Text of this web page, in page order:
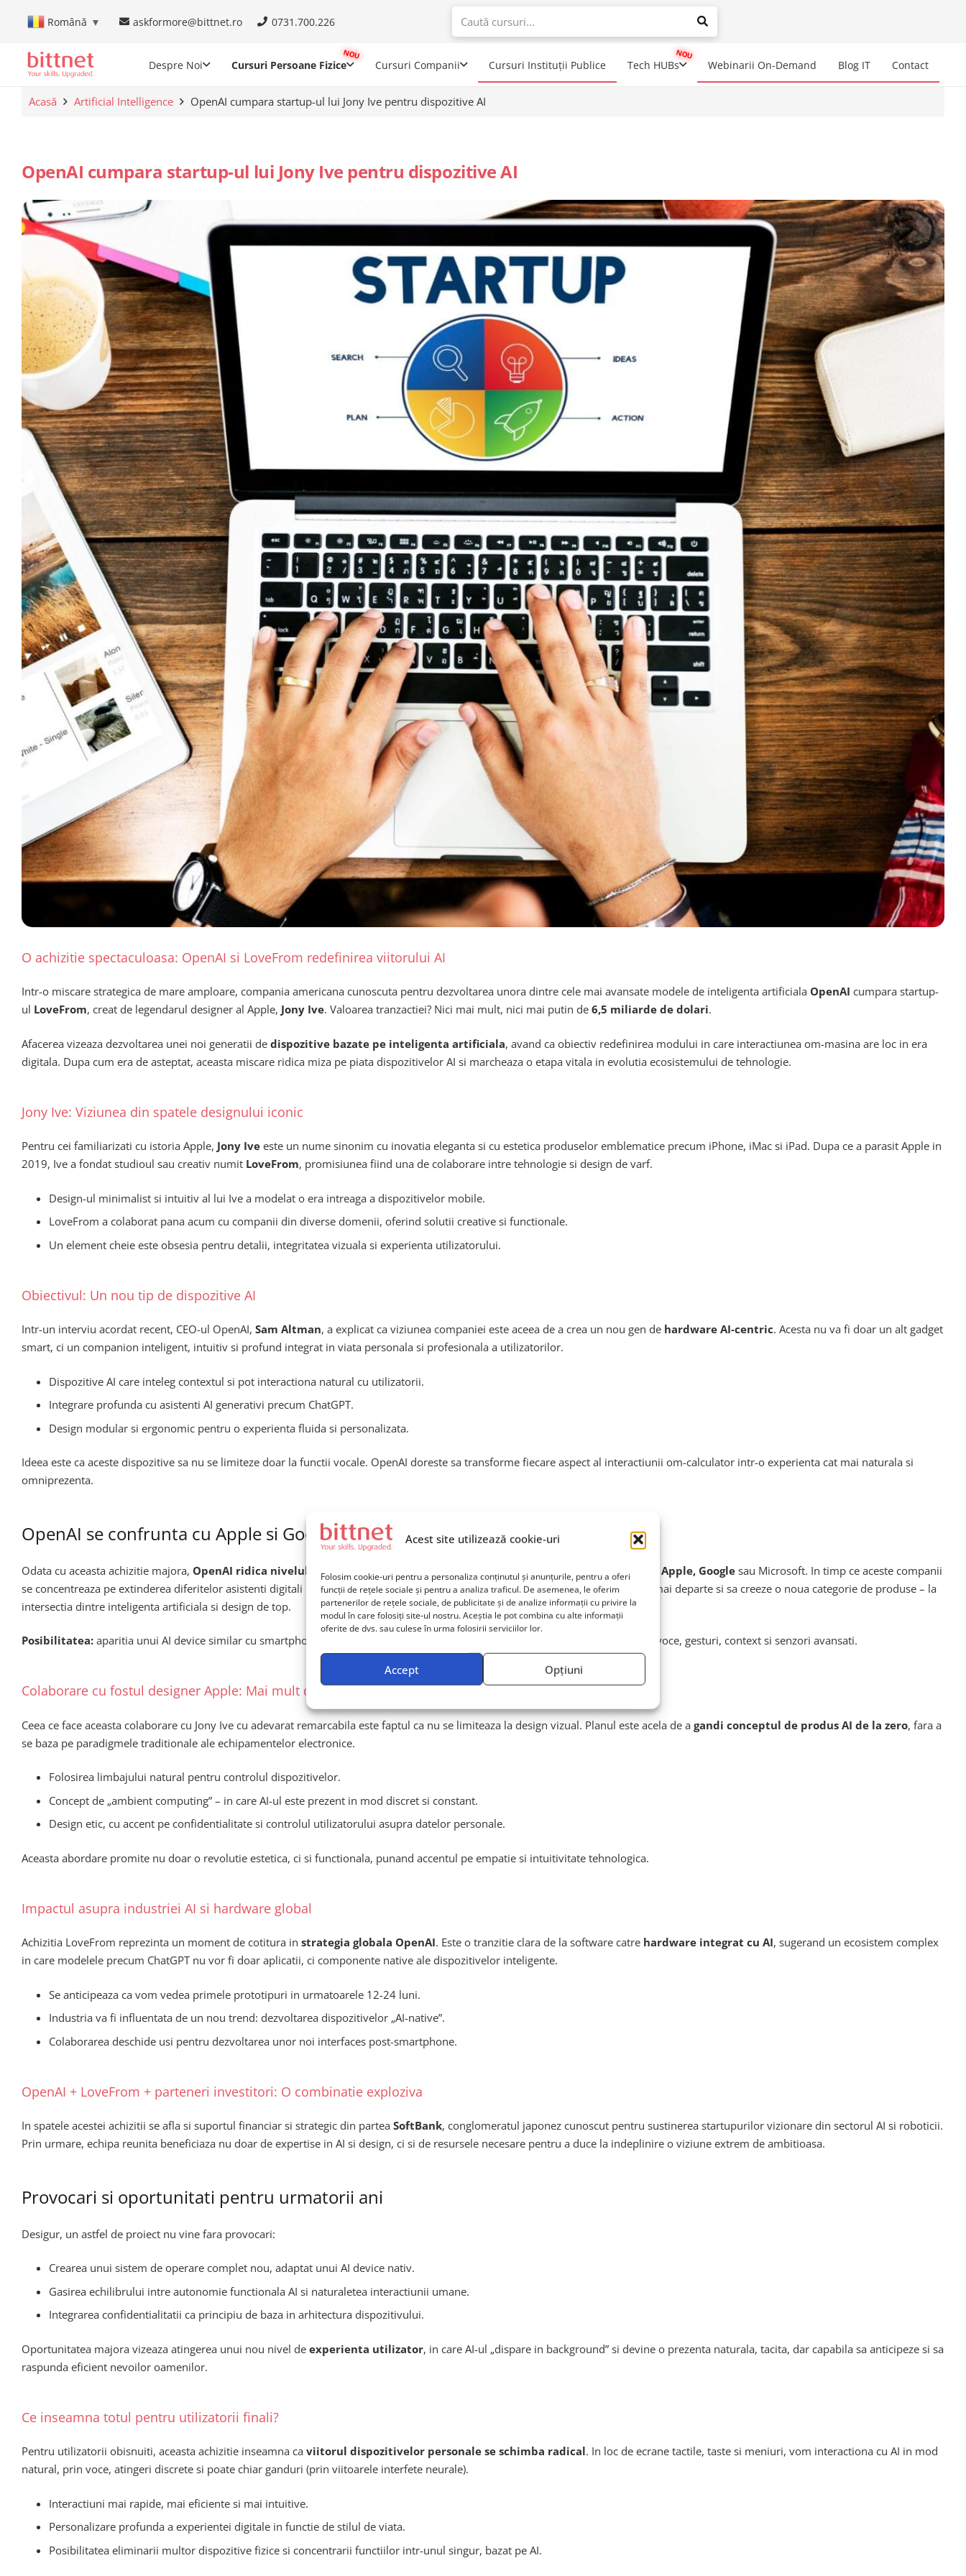
Acest site utilizează cookie-uri
Folosim cookie-uri pentru a personaliza conținutul și anunțurile, pentru a oferi
funcții de rețele sociale și pentru a analiza traficul. De asemenea, le oferim
partenerilor de rețele sociale, de publicitate și de analize informații cu privire la
modul în care folosiți site-ul nostru. Aceștia le pot combina cu alte informații
oferite de dvs. sau culese în urma folosirii serviciilor lor.
Accept Opțiuni
Română ▼ askformore@bittnet.ro 0731.700.226
When autocomplete results are available use up and down arrows to
Despre Noi Cursuri Persoane Fizice Cursuri Companii Cursuri Instituții Publice Tech HUBs Webinarii On-Demand Blog IT Contact
Acasă Artificial Intelligence OpenAI cumpara startup-ul lui Jony Ive pentru dispozitive AI
OpenAI cumpara startup-ul lui Jony Ive pentru dispozitive AI
O achizitie spectaculoasa: OpenAI si LoveFrom redefinirea viitorului AI
Intr-o miscare strategica de mare amploare, compania americana cunoscuta pentru dezvoltarea unora dintre cele mai avansate modele de inteligenta artificiala OpenAI cumpara startup-
ul LoveFrom, creat de legendarul designer al Apple, Jony Ive. Valoarea tranzactiei? Nici mai mult, nici mai putin de 6,5 miliarde de dolari.
Afacerea vizeaza dezvoltarea unei noi generatii de dispozitive bazate pe inteligenta artificiala, avand ca obiectiv redefinirea modului in care interactiunea om-masina are loc in era
digitala. Dupa cum era de asteptat, aceasta miscare ridica miza pe piata dispozitivelor AI si marcheaza o etapa vitala in evolutia ecosistemului de tehnologie.
Jony Ive: Viziunea din spatele designului iconic
Pentru cei familiarizati cu istoria Apple, Jony Ive este un nume sinonim cu inovatia eleganta si cu estetica produselor emblematice precum iPhone, iMac si iPad. Dupa ce a parasit Apple in
2019, Ive a fondat studioul sau creativ numit LoveFrom, promisiunea fiind una de colaborare intre tehnologie si design de varf.
Design-ul minimalist si intuitiv al lui Ive a modelat o era intreaga a dispozitivelor mobile.
LoveFrom a colaborat pana acum cu companii din diverse domenii, oferind solutii creative si functionale.
Un element cheie este obsesia pentru detalii, integritatea vizuala si experienta utilizatorului.
Obiectivul: Un nou tip de dispozitive AI
Intr-un interviu acordat recent, CEO-ul OpenAI, Sam Altman, a explicat ca viziunea companiei este aceea de a crea un nou gen de hardware AI-centric. Acesta nu va fi doar un alt gadget
smart, ci un companion inteligent, intuitiv si profund integrat in viata personala si profesionala a utilizatorilor.
Dispozitive AI care inteleg contextul si pot interactiona natural cu utilizatorii.
Integrare profunda cu asistenti AI generativi precum ChatGPT.
Design modular si ergonomic pentru o experienta fluida si personalizata.
Ideea este ca aceste dispozitive sa nu se limiteze doar la functii vocale. OpenAI doreste sa transforme fiecare aspect al interactiunii om-calculator intr-o experienta cat mai naturala si
omniprezenta.
OpenAI se confrunta cu Apple si Google
Odata cu aceasta achizitie majora, OpenAI ridica nivelul de competitie in fata gigantilor deja consolidati din industrie precum Apple, Google sau Microsoft. In timp ce aceste companii
se concentreaza pe extinderea diferitelor asistenti digitali pe dispozitivele mobile traditionale, OpenAI vrea sa mearga cu un pas mai departe si sa creeze o noua categorie de produse – la
intersectia dintre inteligenta artificiala si design de top.
Posibilitatea: aparitia unui AI device similar cu smartphone-urile, dar cu trasee de interactiune complet reinventate – bazate pe voce, gesturi, context si senzori avansati.
Colaborare cu fostul designer Apple: Mai mult decat un simplu proiect de design
Ceea ce face aceasta colaborare cu Jony Ive cu adevarat remarcabila este faptul ca nu se limiteaza la design vizual. Planul este acela de a gandi conceptul de produs AI de la zero, fara a
se baza pe paradigmele traditionale ale echipamentelor electronice.
Folosirea limbajului natural pentru controlul dispozitivelor.
Concept de „ambient computing” – in care AI-ul este prezent in mod discret si constant.
Design etic, cu accent pe confidentialitate si controlul utilizatorului asupra datelor personale.
Aceasta abordare promite nu doar o revolutie estetica, ci si functionala, punand accentul pe empatie si intuitivitate tehnologica.
Impactul asupra industriei AI si hardware global
Achizitia LoveFrom reprezinta un moment de cotitura in strategia globala OpenAI. Este o tranzitie clara de la software catre hardware integrat cu AI, sugerand un ecosistem complex
in care modelele precum ChatGPT nu vor fi doar aplicatii, ci componente native ale dispozitivelor inteligente.
Se anticipeaza ca vom vedea primele prototipuri in urmatoarele 12-24 luni.
Industria va fi influentata de un nou trend: dezvoltarea dispozitivelor „AI-native”.
Colaborarea deschide usi pentru dezvoltarea unor noi interfaces post-smartphone.
OpenAI + LoveFrom + parteneri investitori: O combinatie exploziva
In spatele acestei achizitii se afla si suportul financiar si strategic din partea SoftBank, conglomeratul japonez cunoscut pentru sustinerea startupurilor vizionare din sectorul AI si roboticii.
Prin urmare, echipa reunita beneficiaza nu doar de expertise in AI si design, ci si de resursele necesare pentru a duce la indeplinire o viziune extrem de ambitioasa.
Provocari si oportunitati pentru urmatorii ani
Desigur, un astfel de proiect nu vine fara provocari:
Crearea unui sistem de operare complet nou, adaptat unui AI device nativ.
Gasirea echilibrului intre autonomie functionala AI si naturaletea interactiunii umane.
Integrarea confidentialitatii ca principiu de baza in arhitectura dispozitivului.
Oportunitatea majora vizeaza atingerea unui nou nivel de experienta utilizator, in care AI-ul „dispare in background” si devine o prezenta naturala, tacita, dar capabila sa anticipeze si sa
raspunda eficient nevoilor oamenilor.
Ce inseamna totul pentru utilizatorii finali?
Pentru utilizatorii obisnuiti, aceasta achizitie inseamna ca viitorul dispozitivelor personale se schimba radical. In loc de ecrane tactile, taste si meniuri, vom interactiona cu AI in mod
natural, prin voce, atingeri discrete si poate chiar ganduri (prin viitoarele interfete neurale).
Interactiuni mai rapide, mai eficiente si mai intuitive.
Personalizare profunda a experientei digitale in functie de stilul de viata.
Posibilitatea eliminarii multor dispozitive fizice si concentrarii functiilor intr-unul singur, bazat pe AI.